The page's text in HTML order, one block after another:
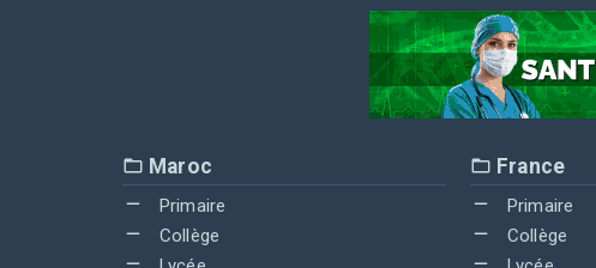
Maroc
Primaire
Collège
France
Primaire
Collège